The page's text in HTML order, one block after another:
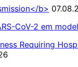
b>
CoV-2 em
Requiring